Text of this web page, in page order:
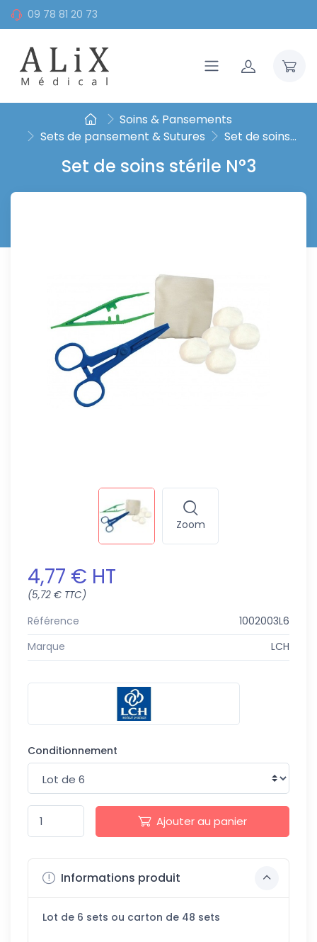
09 78 81 20 73
Soins & Pansements
Sets de pansement & Sutures
Set de soins...
Set de soins stérile N°3
Zoom
4,77 € HT
(5,72 € TTC)
Référence
1002003L6
Marque
LCH
Conditionnement
Ajouter au panier
Informations produit
Lot de 6 sets ou carton de 48 sets